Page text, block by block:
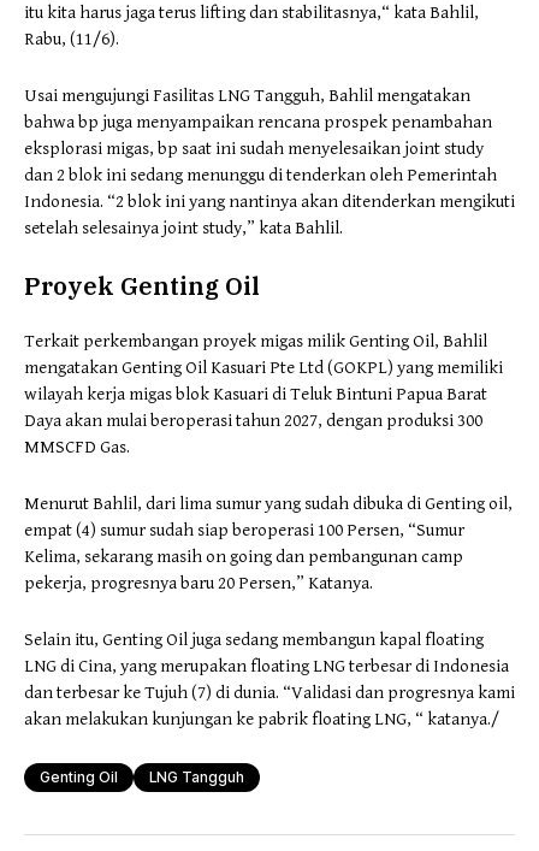
itu kita harus jaga terus lifting dan stabilitasnya,“ kata Bahlil,
Rabu, (11/6).
Usai mengujungi Fasilitas LNG Tangguh, Bahlil mengatakan
bahwa bp juga menyampaikan rencana prospek penambahan
eksplorasi migas, bp saat ini sudah menyelesaikan joint study
dan 2 blok ini sedang menunggu di tenderkan oleh Pemerintah
Indonesia. “2 blok ini yang nantinya akan ditenderkan mengikuti
setelah selesainya joint study,” kata Bahlil.
Proyek Genting Oil
Terkait perkembangan proyek migas milik Genting Oil, Bahlil
mengatakan Genting Oil Kasuari Pte Ltd (GOKPL) yang memiliki
wilayah kerja migas blok Kasuari di Teluk Bintuni Papua Barat
Daya akan mulai beroperasi tahun 2027, dengan produksi 300
MMSCFD Gas.
Menurut Bahlil, dari lima sumur yang sudah dibuka di Genting oil,
empat (4) sumur sudah siap beroperasi 100 Persen, “Sumur
Kelima, sekarang masih on going dan pembangunan camp
pekerja, progresnya baru 20 Persen,” Katanya.
Selain itu, Genting Oil juga sedang membangun kapal floating
LNG di Cina, yang merupakan floating LNG terbesar di Indonesia
dan terbesar ke Tujuh (7) di dunia. “Validasi dan progresnya kami
akan melakukan kunjungan ke pabrik floating LNG, “ katanya./
Genting Oil LNG Tangguh